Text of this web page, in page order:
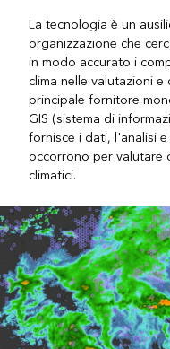
La tecnologia è un
organizzazione che
in modo accurato i
clima nelle valutazioni e
principale fornitore
GIS (sistema di
fornisce i dati, l'analisi
occorrono per valutare
climatici.